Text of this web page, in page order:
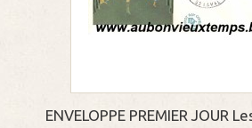
ENVELOPPE PREMIER JOUR